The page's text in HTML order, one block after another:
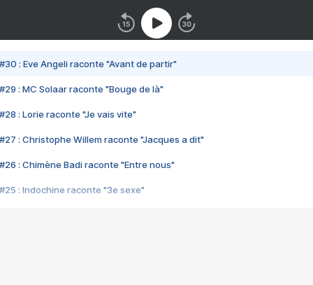
#30 : Eve Angeli raconte "Avant de partir"
#29 : MC Solaar raconte "Bouge de là"
#28 : Lorie raconte "Je vais vite"
#27 : Christophe Willem raconte "Jacques a dit"
#26 : Chimène Badi raconte "Entre nous"
#25 : Indochine raconte "3e sexe"